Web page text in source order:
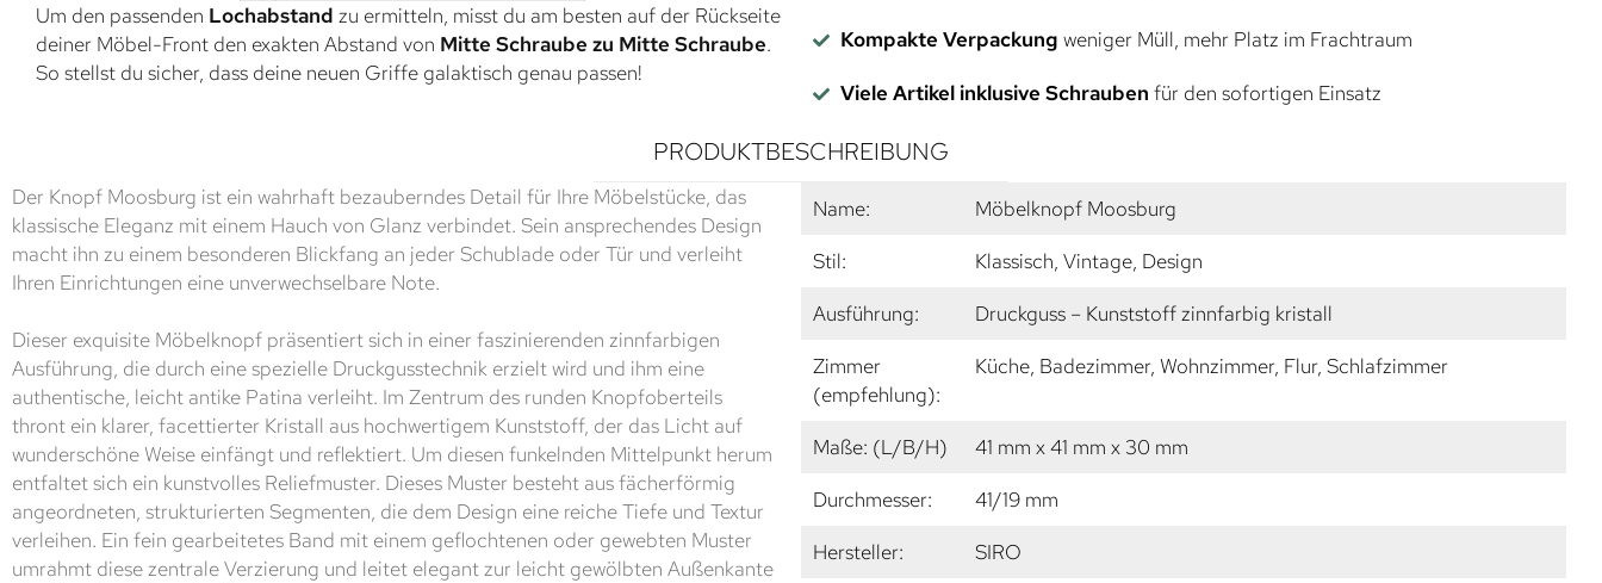
Um den passenden Lochabstand zu ermitteln, misst du am besten auf der Rückseite
deiner Möbel-Front den exakten Abstand von Mitte Schraube zu Mitte Schraube.
So stellst du sicher, dass deine neuen Griffe galaktisch genau passen!
Kompakte Verpackung weniger Müll, mehr Platz im Frachtraum
Viele Artikel inklusive Schrauben für den sofortigen Einsatz
PRODUKTBESCHREIBUNG
Der Knopf Moosburg ist ein wahrhaft bezauberndes Detail für Ihre Möbelstücke, das
klassische Eleganz mit einem Hauch von Glanz verbindet. Sein ansprechendes Design
macht ihn zu einem besonderen Blickfang an jeder Schublade oder Tür und verleiht
Ihren Einrichtungen eine unverwechselbare Note.
Dieser exquisite Möbelknopf präsentiert sich in einer faszinierenden zinnfarbigen
Ausführung, die durch eine spezielle Druckgusstechnik erzielt wird und ihm eine
authentische, leicht antike Patina verleiht. Im Zentrum des runden Knopfoberteils
thront ein klarer, facettierter Kristall aus hochwertigem Kunststoff, der das Licht auf
wunderschöne Weise einfängt und reflektiert. Um diesen funkelnden Mittelpunkt herum
entfaltet sich ein kunstvolles Reliefmuster. Dieses Muster besteht aus fächerförmig
angeordneten, strukturierten Segmenten, die dem Design eine reiche Tiefe und Textur
verleihen. Ein fein gearbeitetes Band mit einem geflochtenen oder gewebten Muster
umrahmt diese zentrale Verzierung und leitet elegant zur leicht gewölbten Außenkante
Name:
Möbelknopf Moosburg
Stil:
Klassisch, Vintage, Design
Ausführung:
Druckguss – Kunststoff zinnfarbig kristall
Zimmer
(empfehlung):
Küche, Badezimmer, Wohnzimmer, Flur, Schlafzimmer
Maße: (L/B/H)
41 mm x 41 mm x 30 mm
Durchmesser:
41/19 mm
Hersteller:
SIRO